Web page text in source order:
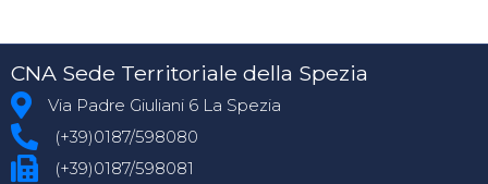
CNA Sede Territoriale della Spezia
Via Padre Giuliani 6 La Spezia
(+39)0187/598080
(+39)0187/598081